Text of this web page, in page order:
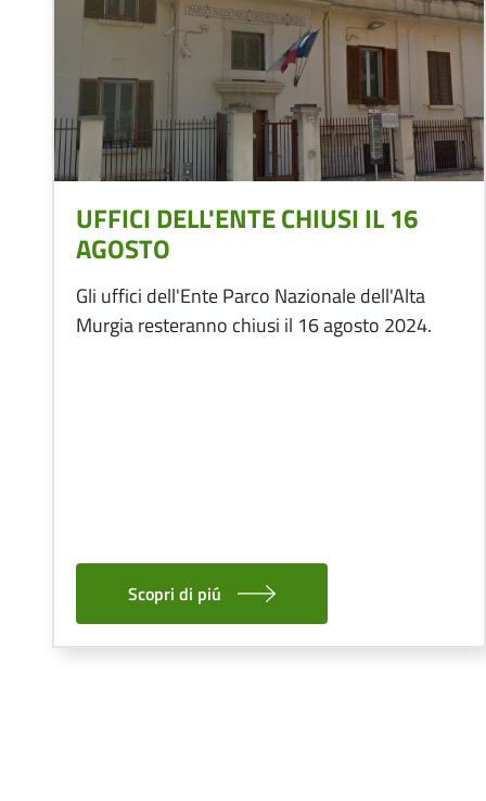
UFFICI DELL'ENTE CHIUSI IL 16
AGOSTO
Gli uffici dell'Ente Parco Nazionale dell'Alta
Murgia resteranno chiusi il 16 agosto 2024.
Scopri di piú